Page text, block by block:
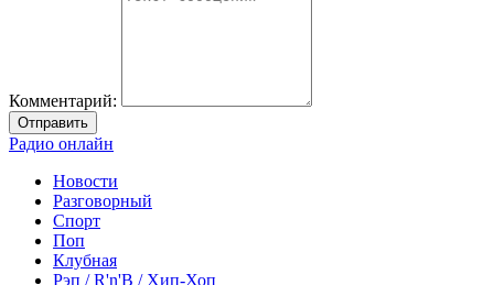
Комментарий:
Отправить
Радио онлайн
Новости
Разговорный
Спорт
Поп
Клубная
Рэп / R'n'B / Хип-Хоп